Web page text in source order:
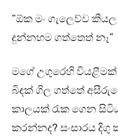
“ඕක මං ගැලෙව්ව
දුන්නහම ගත්තෙත් නෑ”
මගේ උගුරෙහි වියළීමක්
බිඳක් ගිල ගත්තේ
කාලයක් රැක ගෙන
කරන්නද? සංසාරය දිගු